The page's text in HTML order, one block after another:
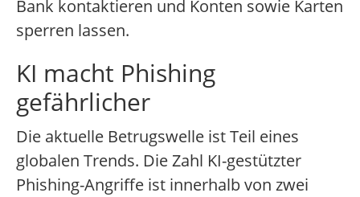
Bank kontaktieren und Konten sowie Karten
sperren lassen.
KI macht Phishing
gefährlicher
Die aktuelle Betrugswelle ist Teil eines
globalen Trends. Die Zahl KI-gestützter
Phishing-Angriffe ist innerhalb von zwei